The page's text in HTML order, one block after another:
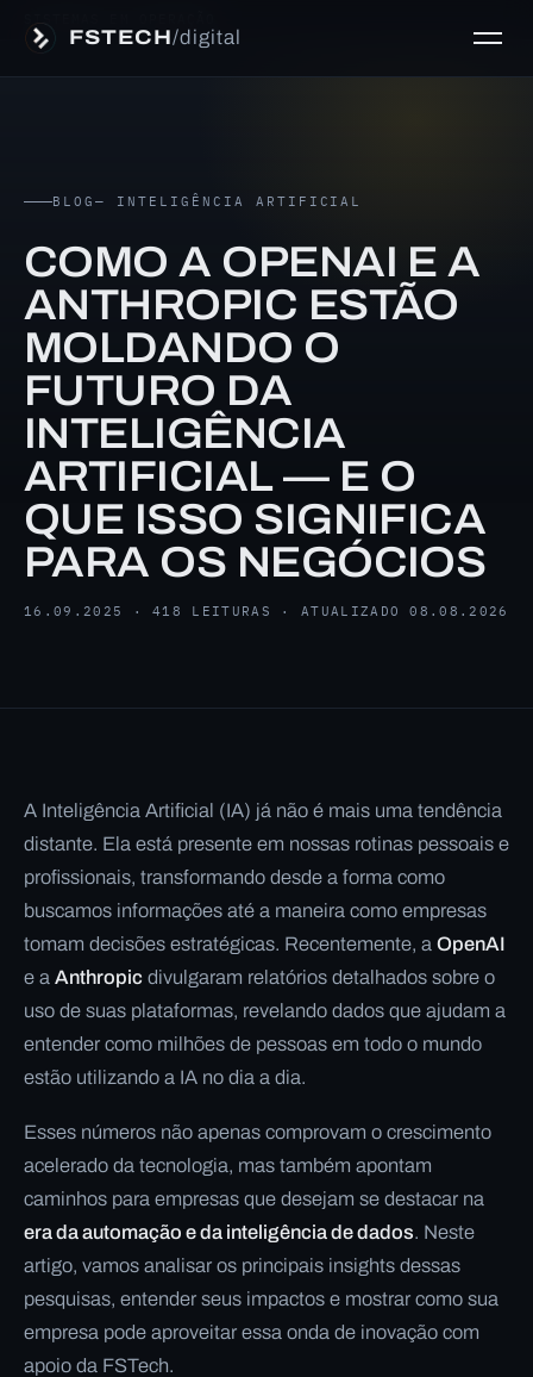
FSTECH/digital
BLOG — INTELIGÊNCIA ARTIFICIAL
COMO A OPENAI E A
ANTHROPIC ESTÃO
MOLDANDO O
FUTURO DA
INTELIGÊNCIA
ARTIFICIAL — E O
QUE ISSO SIGNIFICA
PARA OS NEGÓCIOS
16.09.2025 · 418 LEITURAS · ATUALIZADO 08.08.2026
A Inteligência Artificial (IA) já não é mais uma tendência
distante. Ela está presente em nossas rotinas pessoais e
profissionais, transformando desde a forma como
buscamos informações até a maneira como empresas
tomam decisões estratégicas. Recentemente, a OpenAI
e a Anthropic divulgaram relatórios detalhados sobre o
uso de suas plataformas, revelando dados que ajudam a
entender como milhões de pessoas em todo o mundo
estão utilizando a IA no dia a dia.
Esses números não apenas comprovam o crescimento
acelerado da tecnologia, mas também apontam
caminhos para empresas que desejam se destacar na
era da automação e da inteligência de dados. Neste
artigo, vamos analisar os principais insights dessas
pesquisas, entender seus impactos e mostrar como sua
empresa pode aproveitar essa onda de inovação com
apoio da FSTech.